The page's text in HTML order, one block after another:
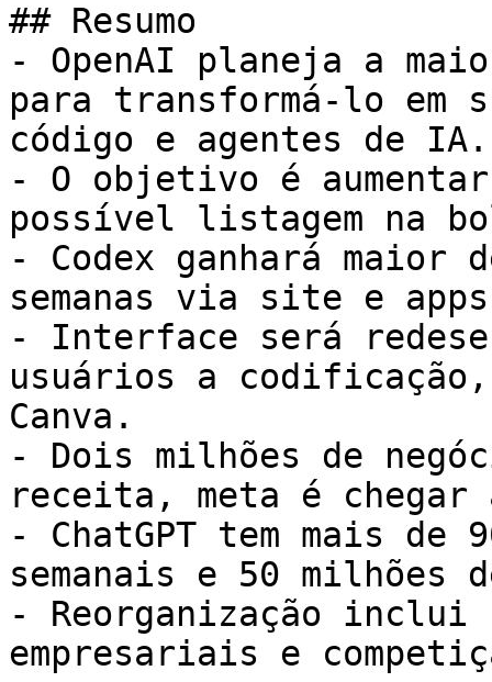
## Resumo
- OpenAI planeja a
para transformá-lo em
código e agentes de IA.
- O objetivo é
possível listagem na
- Codex ganhará maior
semanas via site e
- Interface será
usuários a codificação,
Canva.
- Dois milhões de
receita, meta é chegar
- ChatGPT tem mais de
semanais e 50 milhões
- Reorganização inclui
empresariais e